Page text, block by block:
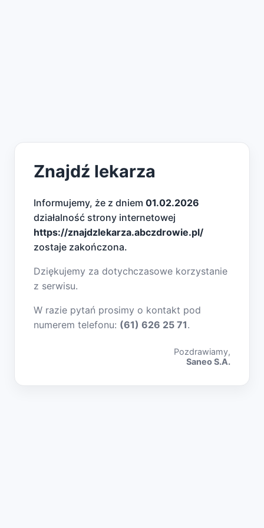
Znajdź lekarza
Informujemy, że z dniem 01.02.2026
działalność strony internetowej
https://znajdzlekarza.abczdrowie.pl/
zostaje zakończona.
Dziękujemy za dotychczasowe korzystanie
z serwisu.
W razie pytań prosimy o kontakt pod
numerem telefonu: (61) 626 25 71.
Pozdrawiamy,
Saneo S.A.